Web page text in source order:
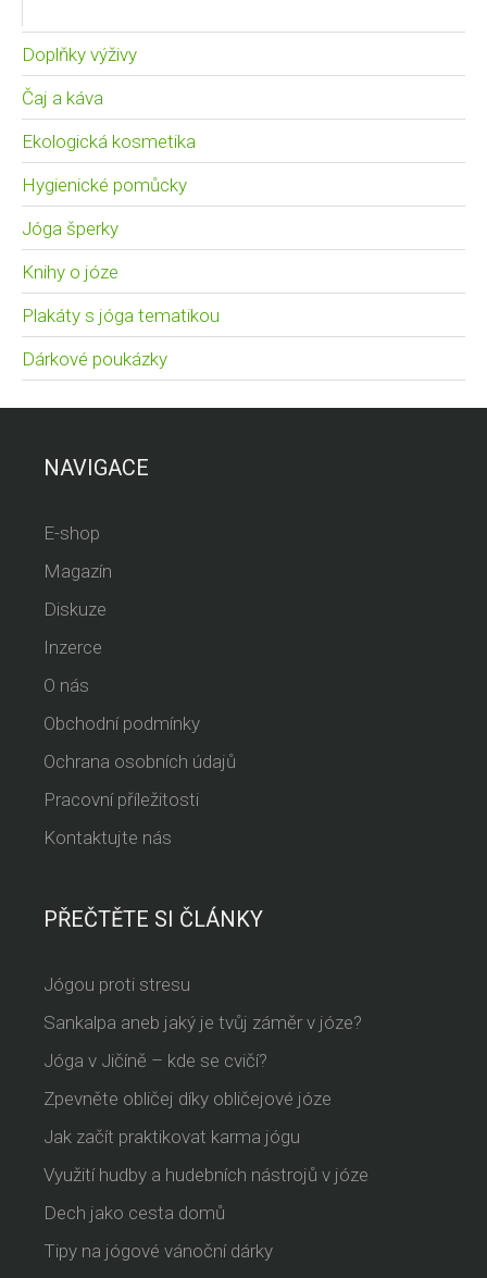
Doplňky výživy
Čaj a káva
Ekologická kosmetika
Hygienické pomůcky
Jóga šperky
Knihy o józe
Plakáty s jóga tematikou
Dárkové poukázky
NAVIGACE
E-shop
Magazín
Diskuze
Inzerce
O nás
Obchodní podmínky
Ochrana osobních údajů
Pracovní příležitosti
Kontaktujte nás
PŘEČTĚTE SI ČLÁNKY
Jógou proti stresu
Sankalpa aneb jaký je tvůj záměr v józe?
Jóga v Jičíně – kde se cvičí?
Zpevněte obličej díky obličejové józe
Jak začít praktikovat karma jógu
Využití hudby a hudebních nástrojů v józe
Dech jako cesta domů
Tipy na jógové vánoční dárky